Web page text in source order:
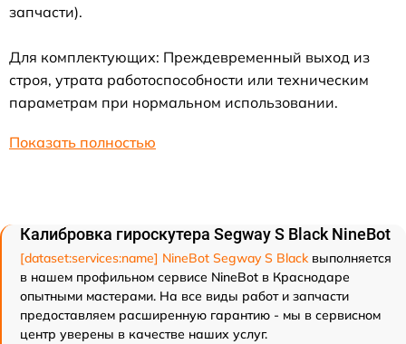
запчасти).
Для комплектующих: Преждевременный выход из
строя, утрата работоспособности или техническим
параметрам при нормальном использовании.
Показать полностью
Калибровка гироскутера Segway S Black NineBot
[dataset:services:name] NineBot Segway S Blackвыполняется
в нашем профильном сервисе NineBot в Краснодаре
опытными мастерами. На все виды работ и запчасти
предоставляем расширенную гарантию - мы в сервисном
центр уверены в качестве наших услуг.